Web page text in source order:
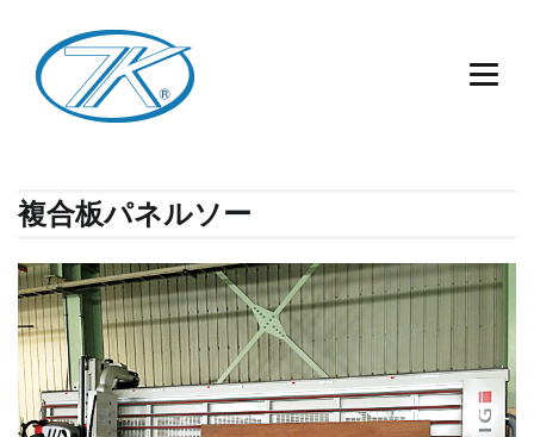
複合板パネルソー